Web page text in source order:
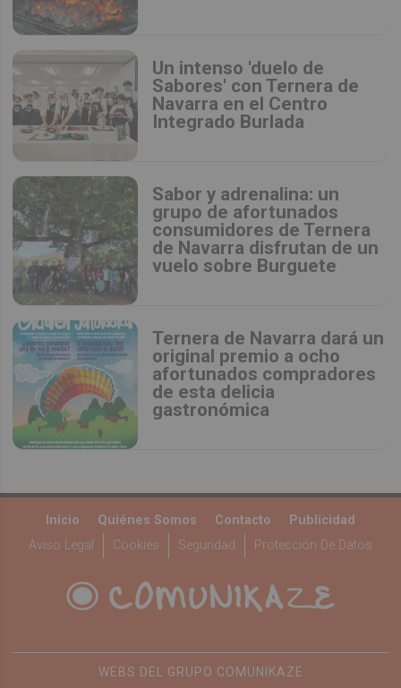
Un intenso 'duelo de
Sabores' con Ternera de
Navarra en el Centro
Integrado Burlada
Sabor y adrenalina: un
grupo de afortunados
consumidores de Ternera
de Navarra disfrutan de un
vuelo sobre Burguete
Ternera de Navarra dará un
original premio a ocho
afortunados compradores
de esta delicia
gastronómica
Inicio Quiénes Somos Contacto
Publicidad
Aviso Legal
Cookies Seguridad Protección De Datos
WEBS DEL GRUPO COMUNIKAZE